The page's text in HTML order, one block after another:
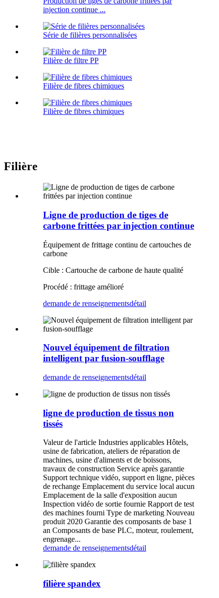
injection continue ...
Série de filières personnalisées
Filière de filtre PP
Filière de fibres chimiques
Filière de fibres chimiques
Filière
Ligne de production de tiges de
carbone frittées par injection continue
Équipement de frittage continu de cartouches de
carbone
Cible : Cartouche de carbone de haute qualité
Procédé : frittage amélioré
demande de renseignementsdétail
Nouvel équipement de filtration
intelligent par fusion-soufflage
demande de renseignementsdétail
ligne de production de tissus non
tissés
Valeur de l'article Industries applicables Hôtels,
usine de fabrication, ateliers de réparation de
machines, usine d'aliments et de boissons,
travaux de construction Service après garantie
Support technique vidéo, support en ligne, pièces
de rechange Emplacement du service local aucun
Emplacement de la salle d'exposition aucun
Inspection vidéo de sortie fournie Rapport de test
des machines fourni Type de marketing Nouveau
produit 2020 Garantie des composants de base 1
an Composants de base PLC, moteur, roulement,
engrenage...
demande de renseignementsdétail
filière spandex